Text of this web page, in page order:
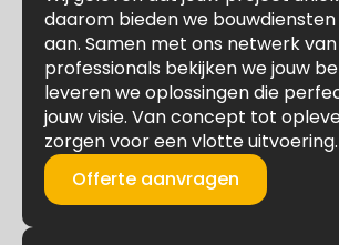
daarom bieden we
aan. Samen met ons netwerk van
professionals bekijken we jouw
leveren we oplossingen die
jouw visie. Van concept tot
zorgen voor een vlotte uitvoering.
Offerte aanvragen